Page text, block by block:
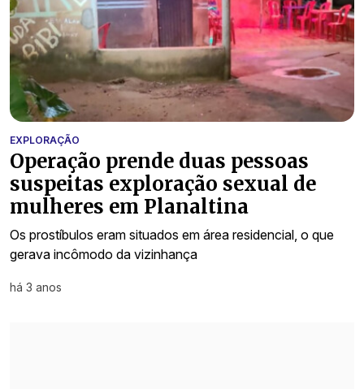
EXPLORAÇÃO
Operação prende duas pessoas
suspeitas exploração sexual de
mulheres em Planaltina
Os prostíbulos eram situados em área residencial, o que
gerava incômodo da vizinhança
há 3 anos